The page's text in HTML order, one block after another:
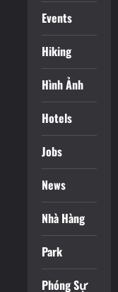
Events
Hiking
Hình Ảnh
Hotels
Jobs
News
Nhà Hàng
Park
Phóng Sự